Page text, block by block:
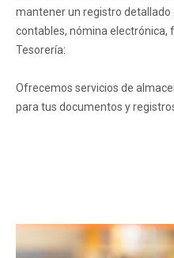
mantener un registro detallado
contables, nómina electrónica,
Tesorería:
Ofrecemos servicios de
para tus documentos y